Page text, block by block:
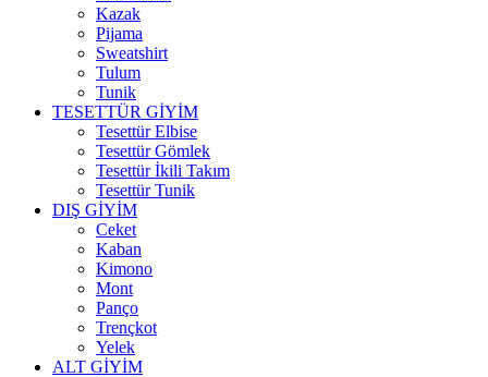
Kazak
Pijama
Sweatshirt
Tulum
Tunik
TESETTÜR GİYİM
Tesettür Elbise
Tesettür Gömlek
Tesettür İkili Takım
Tesettür Tunik
DIŞ GİYİM
Ceket
Kaban
Kimono
Mont
Panço
Trençkot
Yelek
ALT GİYİM